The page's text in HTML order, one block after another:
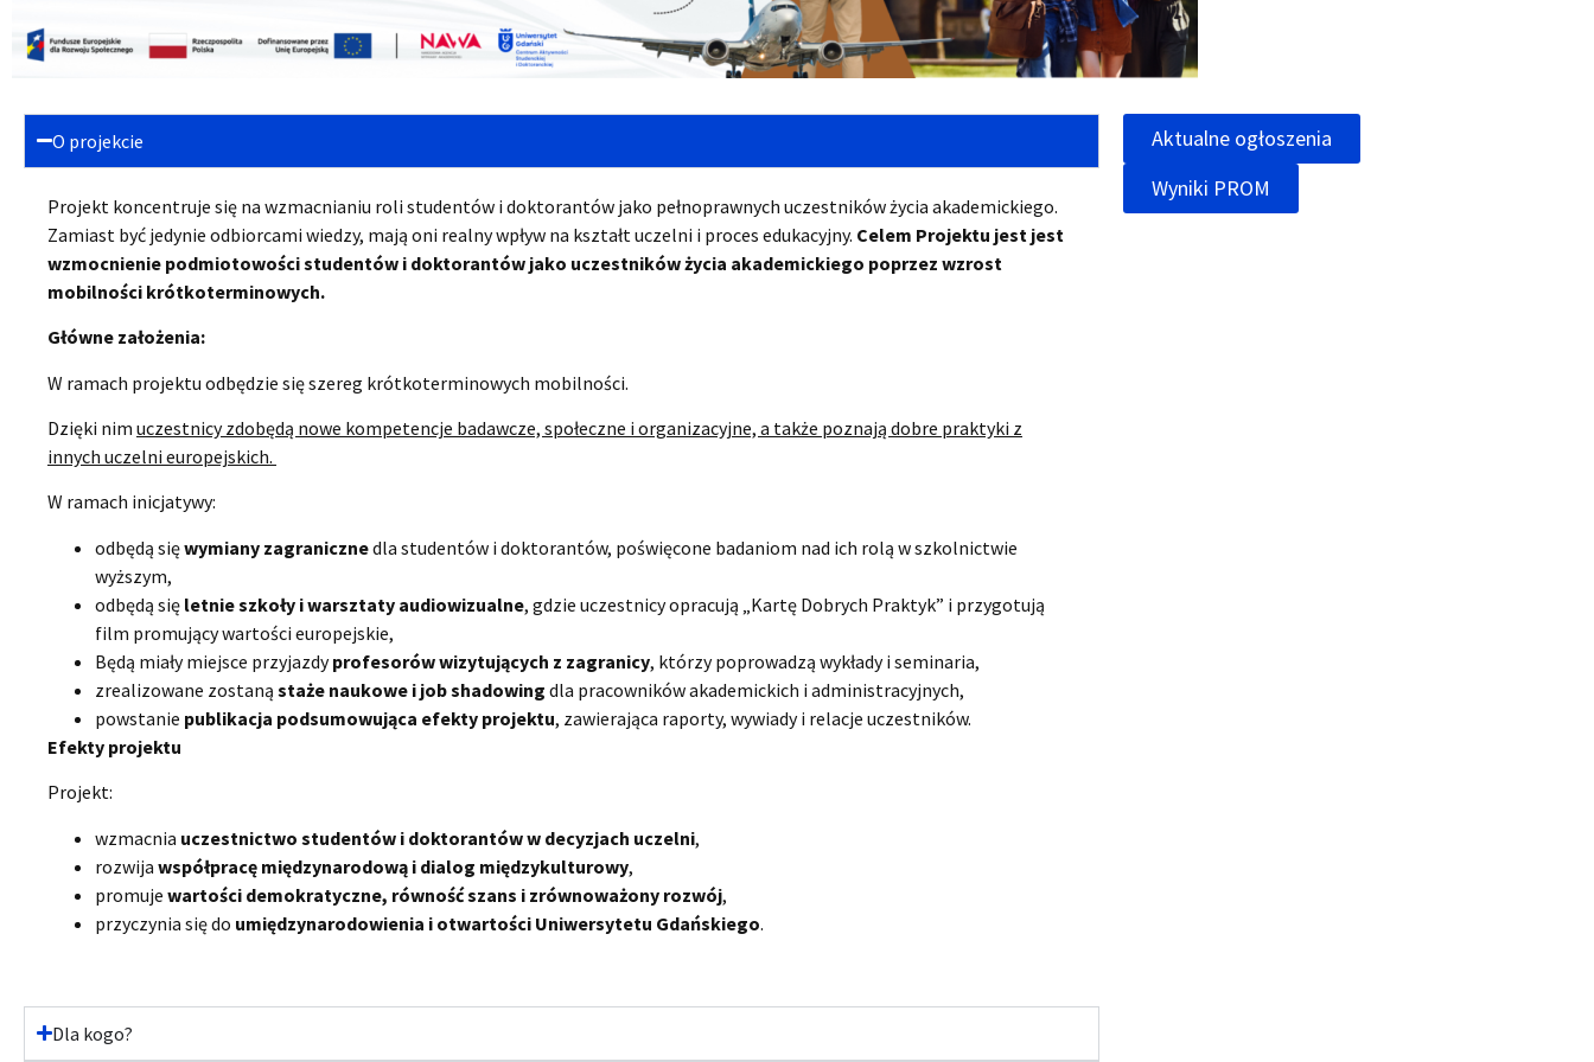
O projekcie
Projekt koncentruje się na wzmacnianiu roli studentów i doktorantów jako pełnoprawnych uczestników życia akademickiego.
Zamiast być jedynie odbiorcami wiedzy, mają oni realny wpływ na kształt uczelni i proces edukacyjny. Celem Projektu jest jest
wzmocnienie podmiotowości studentów i doktorantów jako uczestników życia akademickiego poprzez wzrost
mobilności krótkoterminowych.
Główne założenia:
W ramach projektu odbędzie się szereg krótkoterminowych mobilności.
Dzięki nim uczestnicy zdobędą nowe kompetencje badawcze, społeczne i organizacyjne, a także poznają dobre praktyki z
innych uczelni europejskich.
W ramach inicjatywy:
odbędą sięwymiany zagranicznedla studentów i doktorantów, poświęcone badaniom nad ich rolą w szkolnictwie
wyższym,
odbędą się letnie szkoły i warsztaty audiowizualne, gdzie uczestnicy opracują „Kartę Dobrych Praktyk” i przygotują
film promujący wartości europejskie,
Będą miały miejsce przyjazdyprofesorów wizytujących z zagranicy, którzy poprowadzą wykłady i seminaria,
zrealizowane zostaną staże naukowe i job shadowing dla pracowników akademickich i administracyjnych,
powstanie publikacja podsumowująca efekty projektu, zawierająca raporty, wywiady i relacje uczestników.
Efekty projektu
Projekt:
wzmacnia uczestnictwo studentów i doktorantów w decyzjach uczelni,
rozwija współpracę międzynarodową i dialog międzykulturowy,
promuje wartości demokratyczne, równość szans i zrównoważony rozwój,
przyczynia się do umiędzynarodowienia i otwartości Uniwersytetu Gdańskiego.
Dla kogo?
Aktualne ogłoszenia
Wyniki PROM